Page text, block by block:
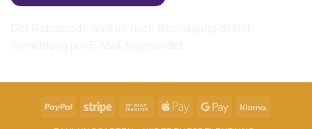
PayPal Stripe
Bank
Apple
Google